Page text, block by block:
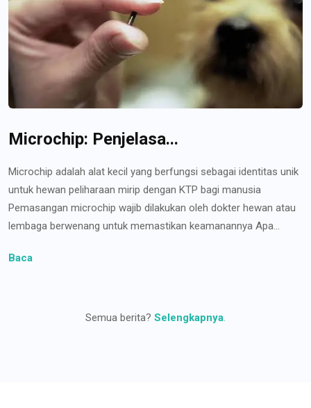
Microchip: Penjelasa...
Microchip adalah alat kecil yang berfungsi sebagai identitas unik
untuk hewan peliharaan mirip dengan KTP bagi manusia
Pemasangan microchip wajib dilakukan oleh dokter hewan atau
lembaga berwenang untuk memastikan keamanannya Apa...
Baca
Semua berita? Selengkapnya